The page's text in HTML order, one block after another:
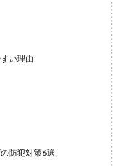
い理由
防犯対策6選